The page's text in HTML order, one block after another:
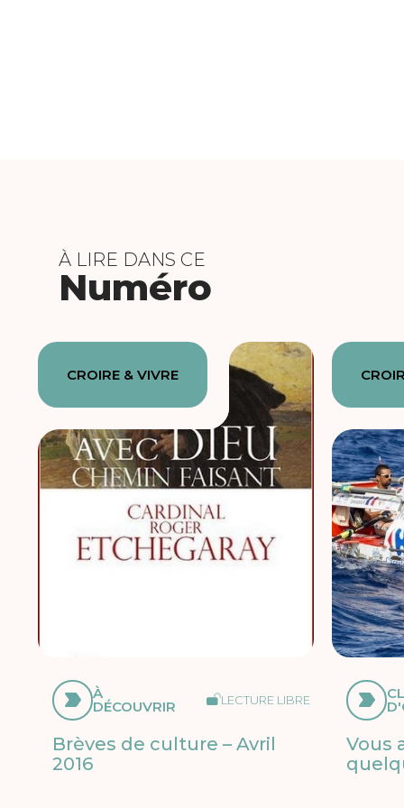
À LIRE DANS CE
Numéro
CROIRE & VIVRE
À
DÉCOUVRIR LECTURE LIBRE
Brèves de culture – Avril
2016
Vous